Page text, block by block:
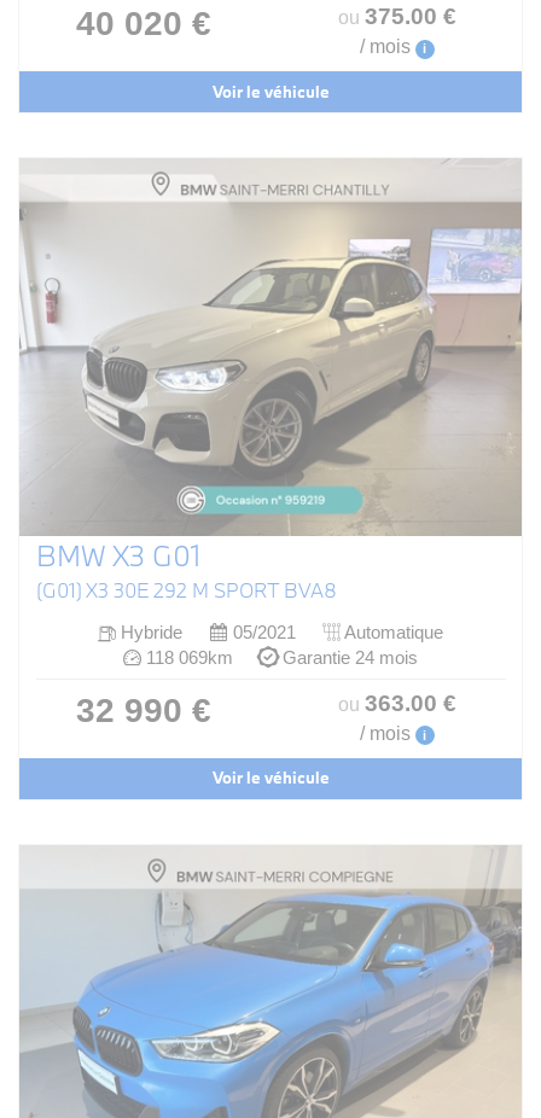
40 020 € ou 375.00 €
/ mois i
Voir le véhicule
BMW X3 G01
(G01) X3 30E 292 M SPORT BVA8
Hybride 05/2021
Automatique
118 069km
Garantie 24 mois
32 990 € ou 363.00 €
/ mois i
Voir le véhicule